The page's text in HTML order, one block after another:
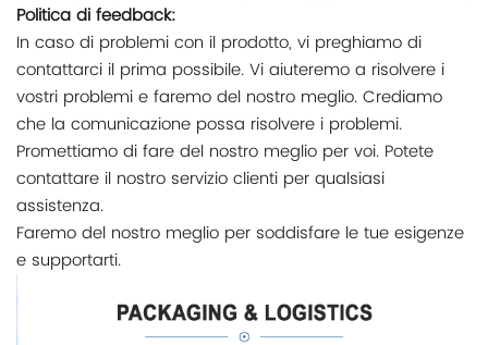
Politica di feedback:
In caso di problemi con il prodotto, vi preghiamo di
contattarci il prima possibile. Vi aiuteremo a risolvere i
vostri problemi e faremo del nostro meglio. Crediamo
che la comunicazione possa risolvere i problemi.
Promettiamo di fare del nostro meglio per voi. Potete
contattare il nostro servizio clienti per qualsiasi
assistenza.
Faremo del nostro meglio per soddisfare le tue esigenze
e supportarti.